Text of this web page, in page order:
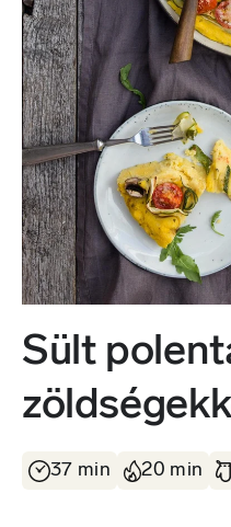
Sült
37 min 20 min